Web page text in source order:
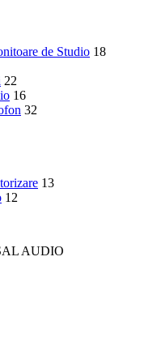
de Studio 18
22
16
32
13
12
AUDIO